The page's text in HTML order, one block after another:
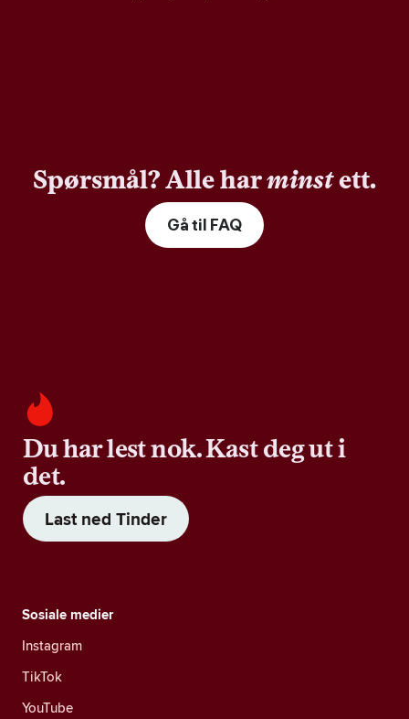
Spørsmål? Alle harminstett.
Gå til FAQ
Du har lest nok. Kast deg ut i
det.
Last ned Tinder
Sosiale medier
Instagram
TikTok
YouTube